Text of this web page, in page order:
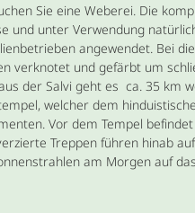
Sie eine Weberei. Die
und unter Verwendung
angewendet. Bei
verknotet und gefärbt um
der Salvi geht es ca. 35 km
welcher dem
Vor dem Tempel
Treppen führen hinab
am Morgen auf